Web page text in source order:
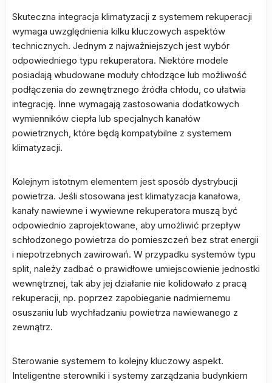
Skuteczna integracja klimatyzacji z systemem rekuperacji
wymaga uwzględnienia kilku kluczowych aspektów
technicznych. Jednym z najważniejszych jest wybór
odpowiedniego typu rekuperatora. Niektóre modele
posiadają wbudowane moduły chłodzące lub możliwość
podłączenia do zewnętrznego źródła chłodu, co ułatwia
integrację. Inne wymagają zastosowania dodatkowych
wymienników ciepła lub specjalnych kanałów
powietrznych, które będą kompatybilne z systemem
klimatyzacji.
Kolejnym istotnym elementem jest sposób dystrybucji
powietrza. Jeśli stosowana jest klimatyzacja kanałowa,
kanały nawiewne i wywiewne rekuperatora muszą być
odpowiednio zaprojektowane, aby umożliwić przepływ
schłodzonego powietrza do pomieszczeń bez strat energii
i niepotrzebnych zawirowań. W przypadku systemów typu
split, należy zadbać o prawidłowe umiejscowienie jednostki
wewnętrznej, tak aby jej działanie nie kolidowało z pracą
rekuperacji, np. poprzez zapobieganie nadmiernemu
osuszaniu lub wychładzaniu powietrza nawiewanego z
zewnątrz.
Sterowanie systemem to kolejny kluczowy aspekt.
Inteligentne sterowniki i systemy zarządzania budynkiem